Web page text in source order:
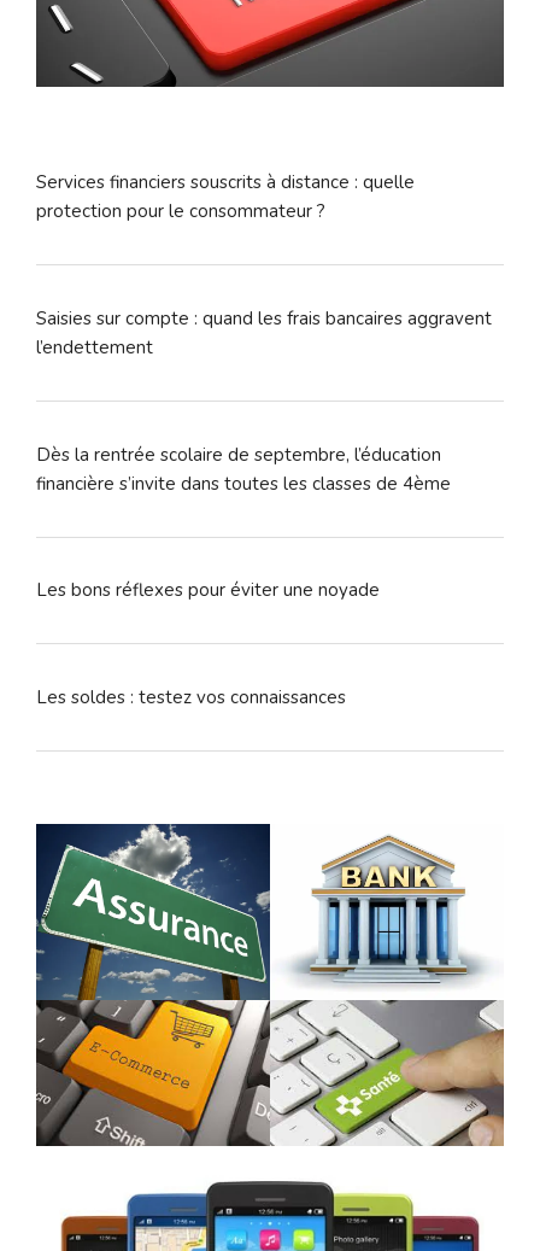
Services financiers souscrits à distance : quelle
protection pour le consommateur ?
Saisies sur compte : quand les frais bancaires aggravent
l’endettement
Dès la rentrée scolaire de septembre, l’éducation
financière s’invite dans toutes les classes de 4ème
Les bons réflexes pour éviter une noyade
Les soldes : testez vos connaissances